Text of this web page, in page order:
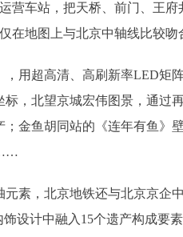
车站，把天桥、前门、王府
在地图上与北京中轴线比较吻
超高清、高刷新率LED矩
，北望京城宏伟图景，通过
金鱼胡同站的《连年有鱼》
……
，北京地铁还与北京京企
设计中融入15个遗产构成要